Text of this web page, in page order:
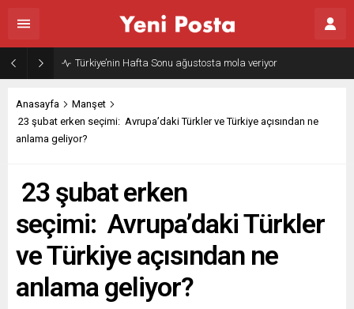
Gazze’nin geleceği: Teknokratik kontrol mü, kolonializm mi?
Anasayfa
Manşet
23 şubat erken seçimi: Avrupa’daki Türkler ve Türkiye açısından ne
anlama geliyor?
23 şubat erken
seçimi: Avrupa’daki Türkler
ve Türkiye açısından ne
anlama geliyor?